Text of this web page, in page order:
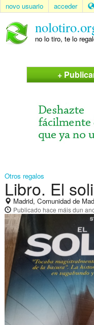
novo usuario acceder
no lo tiro, te lo
+
Otros regalos
Libro. El
Madrid, Comunidad de
Publicado hace máis dun